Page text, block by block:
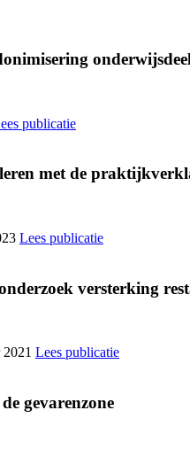
publicatie
met de
Lees publicatie
versterking
Lees publicatie
gevarenzone